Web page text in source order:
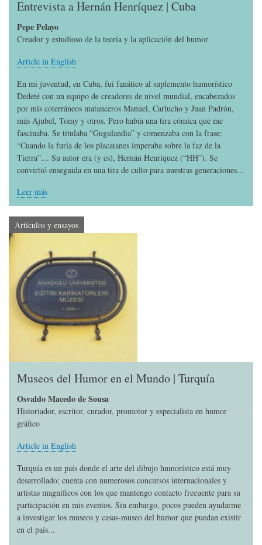
Entrevista a Hernán Henríquez | Cuba
Pepe Pelayo
Creador y estudioso de la teoría y la aplicación del humor
Article in English
En mi juventud, en Cuba, fui fanático al suplemento humorístico
Dedeté con un equipo de creadores de nivel mundial, encabezados
por mis coterráneos matanceros Manuel, Carlucho y Juan Padrón,
más Ajubel, Tomy y otros. Pero había una tira cómica que me
fascinaba. Se titulaba “Gugulandia” y comenzaba con la frase:
“Cuando la furia de los placatanes imperaba sobre la faz de la
Tierra”… Su autor era (y es), Hernán Henríquez (“HH”). Se
convirtió enseguida en una tira de culto para nuestras generaciones...
Leer más
Artículos y ensayos
Museos del Humor en el Mundo | Turquía
Osvaldo Macedo de Sousa
Historiador, escritor, curador, promotor y especialista en humor
gráfico
Article in English
Turquía es un país donde el arte del dibujo humorístico está muy
desarrollado; cuenta con numerosos concursos internacionales y
artistas magníficos con los que mantengo contacto frecuente para su
participación en mis eventos. Sin embargo, pocos pueden ayudarme
a investigar los museos y casas-museo del humor que puedan existir
en el país...